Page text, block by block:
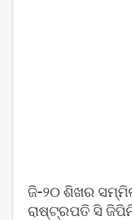
ଜି-୨୦ ଶିଖର
ରାଷ୍ଟ୍ରପତି ସି